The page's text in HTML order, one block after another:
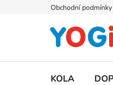
Obchodní podmínky
KOLA